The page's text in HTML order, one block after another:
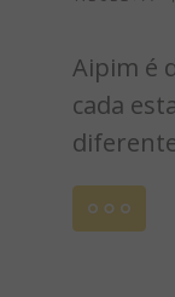
Aipim é
cada